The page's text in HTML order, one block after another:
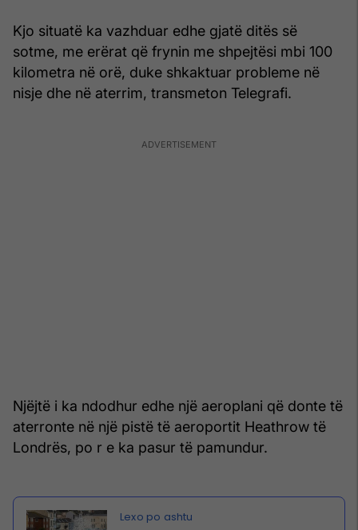
Kjo situatë ka vazhduar edhe gjatë ditës së
sotme, me erërat që frynin me shpejtësi mbi 100
kilometra në orë, duke shkaktuar probleme në
nisje dhe në aterrim, transmeton Telegrafi.
Njëjtë i ka ndodhur edhe një aeroplani që donte të
aterronte në një pistë të aeroportit Heathrow të
Londrës, po r e ka pasur të pamundur.